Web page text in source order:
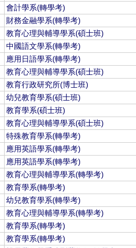
會計學系(轉學考)
財務金融學系(轉學考)
教育心理與輔導學系(碩士班)
中國語文學系(轉學考)
應用日語學系(轉學考)
教育心理與輔導學系(碩士班)
教育行政研究所(博士班)
幼兒教育學系(碩士班)
教育學系(碩士班)
教育心理與輔導學系(碩士班)
特殊教育學系(轉學考)
應用英語學系(轉學考)
應用英語學系(轉學考)
教育心理與輔導學系(轉學考)
教育學系(轉學考)
幼兒教育學系(轉學考)
教育心理與輔導學系(轉學考)
教育學系(轉學考)
教育學系(轉學考)